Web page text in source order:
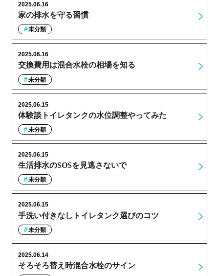
家の排水を守る習慣
2025.06.16
未分類
交換費用は混合水栓の相場を知る
2025.06.16
未分類
体験談トイレタンクの水位調整やってみた
2025.06.15
未分類
生活排水のSOSを見逃さないで
2025.06.15
未分類
手洗い付きなしトイレタンク選びのコツ
2025.06.15
未分類
そろそろ替え時混合水栓のサイン
2025.06.14